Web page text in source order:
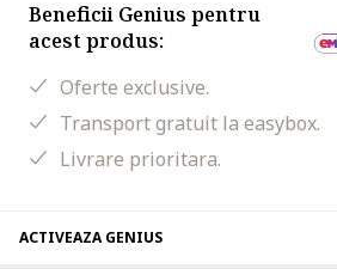
Beneficii Genius pentru
acest produs:
Oferte exclusive.
Transport gratuit la easybox.
Livrare prioritara.
ACTIVEAZA GENIUS